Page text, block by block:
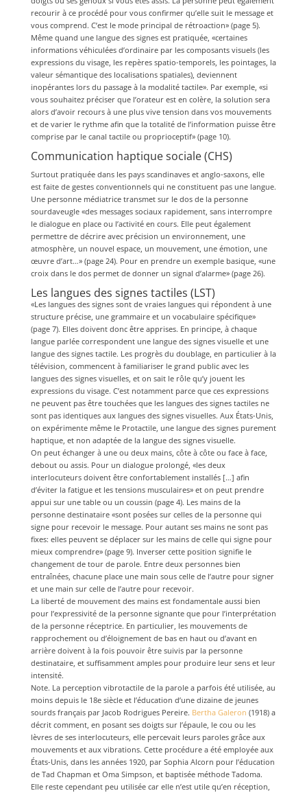
recourir à ce procédé pour vous confirmer qu’elle suit le message et
vous comprend. C’est le mode principal de rétroaction» (page 5).
Même quand une langue des signes est pratiquée, «certaines
informations véhiculées d’ordinaire par les composants visuels (les
expressions du visage, les repères spatio-temporels, les pointages, la
valeur sémantique des localisations spatiales), deviennent
inopérantes lors du passage à la modalité tactile». Par exemple, «si
vous souhaitez préciser que l’orateur est en colère, la solution sera
alors d’avoir recours à une plus vive tension dans vos mouvements
et de varier le rythme afin que la totalité de l’information puisse être
comprise par le canal tactile ou proprioceptif» (page 10).
Communication haptique sociale (CHS)
Surtout pratiquée dans les pays scandinaves et anglo-saxons, elle
est faite de gestes conventionnels qui ne constituent pas une langue.
Une personne médiatrice transmet sur le dos de la personne
sourdaveugle «des messages sociaux rapidement, sans interrompre
le dialogue en place ou l’activité en cours. Elle peut également
permettre de décrire avec précision un environnement, une
atmosphère, un nouvel espace, un mouvement, une émotion, une
œuvre d’art…» (page 24). Pour en prendre un exemple basique, «une
croix dans le dos permet de donner un signal d’alarme» (page 26).
Les langues des signes tactiles (LST)
«Les langues des signes sont de vraies langues qui répondent à une
structure précise, une grammaire et un vocabulaire spécifique»
(page 7). Elles doivent donc être apprises. En principe, à chaque
langue parlée correspondent une langue des signes visuelle et une
langue des signes tactile. Les progrès du doublage, en particulier à la
télévision, commencent à familiariser le grand public avec les
langues des signes visuelles, et on sait le rôle qu’y jouent les
expressions du visage. C’est notamment parce que ces expressions
ne peuvent pas être touchées que les langues des signes tactiles ne
sont pas identiques aux langues des signes visuelles. Aux États-Unis,
on expérimente même le Protactile, une langue des signes purement
haptique, et non adaptée de la langue des signes visuelle.
On peut échanger à une ou deux mains, côte à côte ou face à face,
debout ou assis. Pour un dialogue prolongé, «les deux
interlocuteurs doivent être confortablement installés […] afin
d’éviter la fatigue et les tensions musculaires» et on peut prendre
appui sur une table ou un coussin (page 4). Les mains de la
personne destinataire «sont posées sur celles de la personne qui
signe pour recevoir le message. Pour autant ses mains ne sont pas
fixes: elles peuvent se déplacer sur les mains de celle qui signe pour
mieux comprendre» (page 9). Inverser cette position signifie le
changement de tour de parole. Entre deux personnes bien
entraînées, chacune place une main sous celle de l’autre pour signer
et une main sur celle de l’autre pour recevoir.
La liberté de mouvement des mains est fondamentale aussi bien
pour l’expressivité de la personne signante que pour l’interprétation
de la personne réceptrice. En particulier, les mouvements de
rapprochement ou d’éloignement de bas en haut ou d’avant en
arrière doivent à la fois pouvoir être suivis par la personne
destinataire, et suffisamment amples pour produire leur sens et leur
intensité.
Note. La perception vibrotactile de la parole a parfois été utilisée, au
moins depuis le 18e siècle et l’éducation d’une dizaine de jeunes
sourds français par Jacob Rodrigues Pereire. Bertha Galeron (1918) a
décrit comment, en posant ses doigts sur l’épaule, le cou ou les
lèvres de ses interlocuteurs, elle percevait leurs paroles grâce aux
mouvements et aux vibrations. Cette procédure a été employée aux
États-Unis, dans les années 1920, par Sophia Alcorn pour l’éducation
de Tad Chapman et Oma Simpson, et baptisée méthode Tadoma.
Elle reste cependant peu utilisée car elle n’est utile qu’en réception,